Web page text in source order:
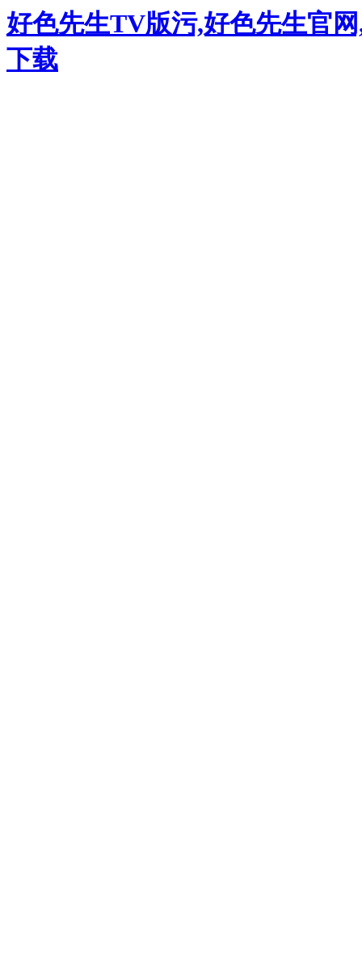
好色先生TV版污,好色先生官
下载